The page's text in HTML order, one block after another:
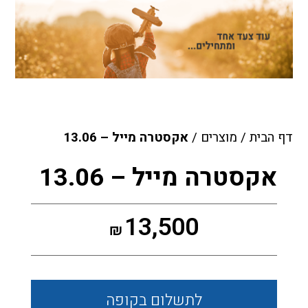
דף הבית / מוצרים /אקסטרה מייל – 13.06
אקסטרה מייל – 13.06
₪ 13,500
לתשלום בקופה